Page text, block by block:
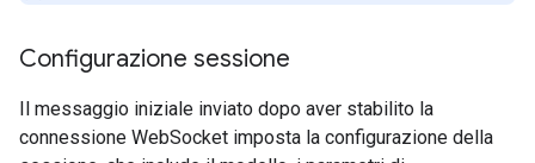
Configurazione sessione
Il messaggio iniziale inviato dopo aver stabilito la
connessione WebSocket imposta la configurazione della